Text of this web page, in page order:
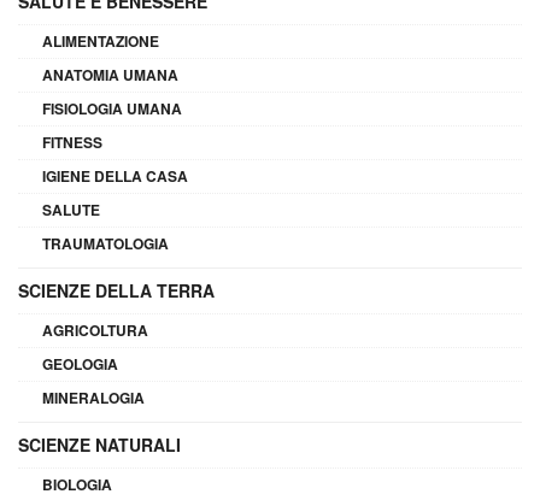
ALIMENTAZIONE
ANATOMIA UMANA
FISIOLOGIA UMANA
FITNESS
IGIENE DELLA CASA
SALUTE
TRAUMATOLOGIA
SCIENZE DELLA TERRA
AGRICOLTURA
GEOLOGIA
MINERALOGIA
SCIENZE NATURALI
BIOLOGIA